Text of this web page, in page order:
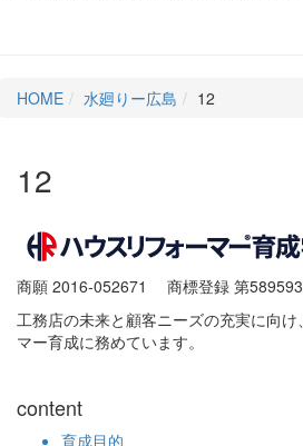
HOME 水廻りー広島 12
12
商願 2016-052671
商標登録 第
工務店の未来と顧客ニーズの充実に向
マー育成に務めています。
content
育成目的